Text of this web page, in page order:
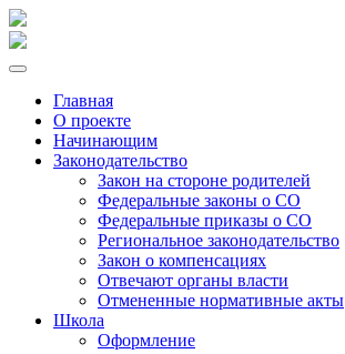
Главная
О проекте
Начинающим
Законодательство
Закон на стороне родителей
Федеральные законы о СО
Федеральные приказы о СО
Региональное законодательство
Закон о компенсациях
Отвечают органы власти
Отмененные нормативные акты
Школа
Оформление